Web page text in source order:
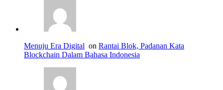
Menuju Era Digital on Rantai Blok, Padanan Kata
Blockchain Dalam Bahasa Indonesia